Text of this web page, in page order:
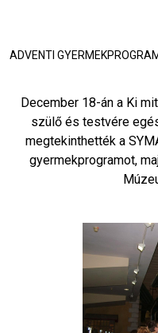
ADVENTI
December 18-án a Ki
szülő és testvére
megtekinthették a
gyermekprogramot,